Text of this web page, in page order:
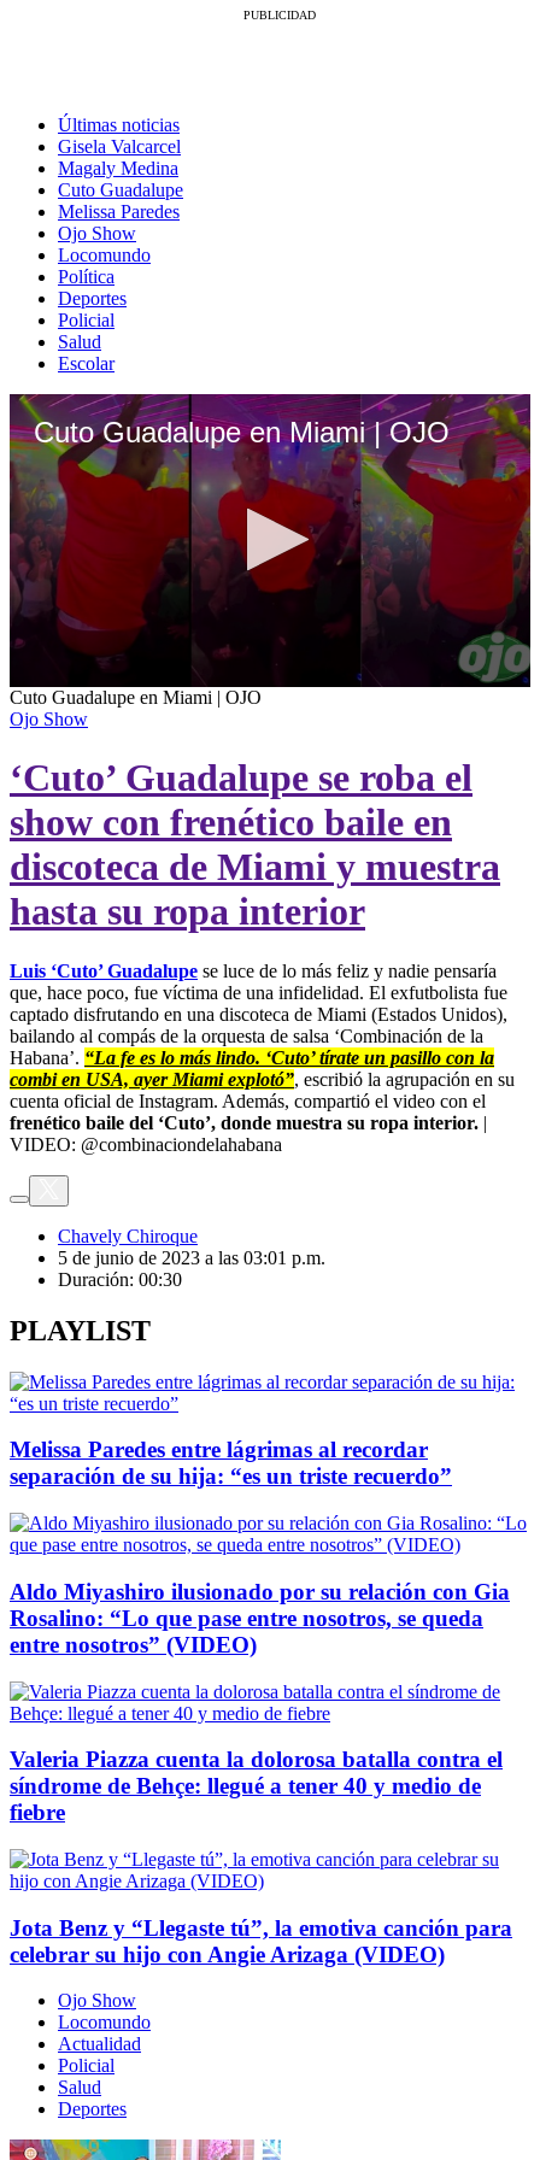
Últimas noticias
Gisela Valcarcel
Magaly Medina
Cuto Guadalupe
Melissa Paredes
Ojo Show
Locomundo
Política
Deportes
Policial
Salud
Escolar
Cuto Guadalupe en Miami | OJO
0
seconds
of
seconds
Cuto Guadalupe en Miami | OJO
Ojo Show
‘Cuto’ Guadalupe se roba el
show con frenético baile en
discoteca de Miami y muestra
hasta su ropa interior
Luis ‘Cuto’ Guadalupe se luce de lo más feliz y nadie pensaría
que, hace poco, fue víctima de una infidelidad. El exfutbolista fue
captado disfrutando en una discoteca de Miami (Estados Unidos),
bailando al compás de la orquesta de salsa ‘Combinación de la
Habana’. “La fe es lo más lindo. ‘Cuto’ tírate un pasillo con la
combi en USA, ayer Miami explotó”, escribió la agrupación en su
cuenta oficial de Instagram. Además, compartió el video con el
frenético baile del ‘Cuto’, donde muestra su ropa interior. |
VIDEO: @combinaciondelahabana
Chavely Chiroque
5 de junio de 2023 a las 03:01 p.m.
Duración: 00:30
PLAYLIST
Melissa Paredes entre lágrimas al recordar
separación de su hija: “es un triste recuerdo”
Aldo Miyashiro ilusionado por su relación con Gia
Rosalino: “Lo que pase entre nosotros, se queda
entre nosotros” (VIDEO)
Valeria Piazza cuenta la dolorosa batalla contra el
síndrome de Behçe: llegué a tener 40 y medio de
fiebre
Jota Benz y “Llegaste tú”, la emotiva canción para
celebrar su hijo con Angie Arizaga (VIDEO)
Ojo Show
Locomundo
Actualidad
Policial
Salud
Deportes